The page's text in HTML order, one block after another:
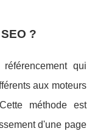
?
qui
aux moteurs
méthode est
d'une page